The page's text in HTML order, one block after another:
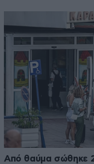
Από θαύμα σώθηκε